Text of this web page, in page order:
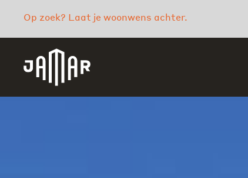
Op zoek? Laat je woonwens achter.